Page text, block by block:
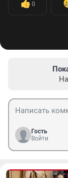
0
Гость
Войти